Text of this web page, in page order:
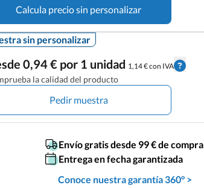
Calcula precio sin personalizar
sin personalizar
0,94 € por 1 unidad 1,14 € con IVA
la calidad del producto
Pedir muestra
Envío gratis desde 99 € de compra
Entrega en fecha garantizada
Conoce nuestra garantía 360° >